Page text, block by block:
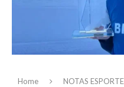
Home NOTAS